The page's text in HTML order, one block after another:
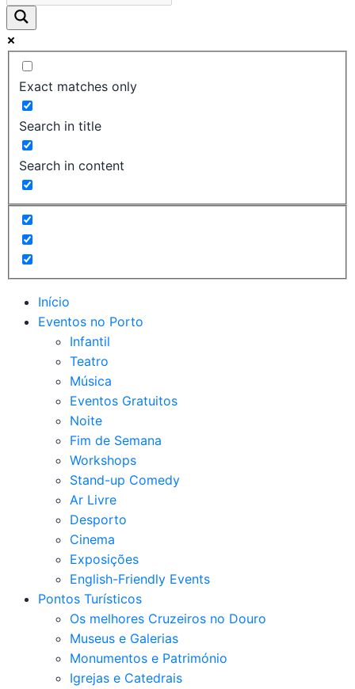
Exact matches only
Search in title
Search in content
Início
Eventos no Porto
Infantil
Teatro
Música
Eventos Gratuitos
Noite
Fim de Semana
Workshops
Stand-up Comedy
Ar Livre
Desporto
Cinema
Exposições
English-Friendly Events
Pontos Turísticos
Os melhores Cruzeiros no Douro​
Museus e Galerias
Monumentos e Património
Igrejas e Catedrais